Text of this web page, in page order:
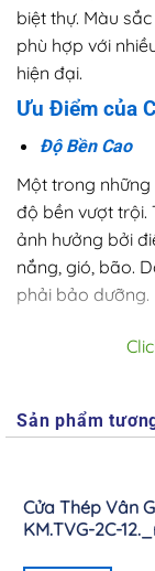
biệt thự. Màu
phù hợp với
hiện đại.
Ưu Điểm của
Độ Bền Cao
Một trong
độ bền vượt trội.
ảnh hưởng bởi
nắng, gió, bão.
phải bảo dưỡng.
được tích hợp
Tính Thẩm
Sản phẩm
Cửa Thép Vân
KM.TVG-2C-